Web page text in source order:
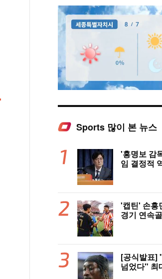
Sports 많이 본 뉴스
'홍명보 감
임 결정적
와 법정 공
'캡틴' 손흥
경기 연속
1 전반 종료
[공식발표]
넘었다" 최